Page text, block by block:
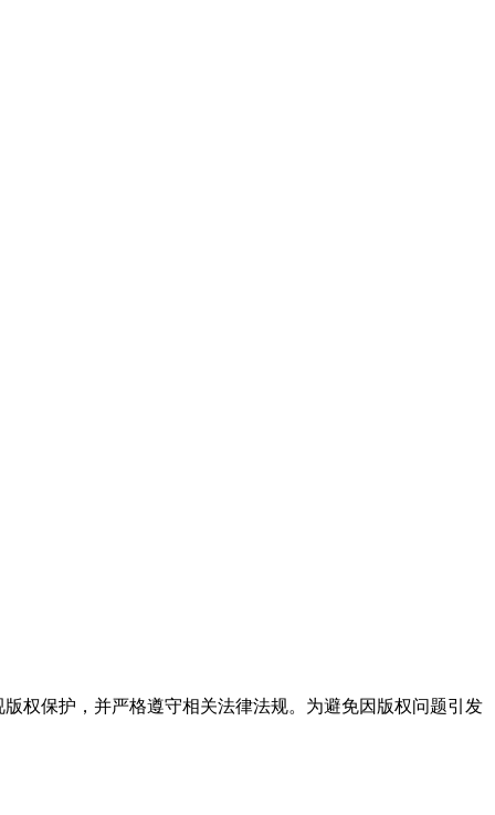
权保护，并严格遵守相关法律法规。为避免因版权问题引发